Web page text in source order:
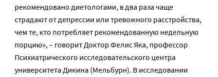
рекомендовано диетологами, в два раза чаще
страдают от депрессии или тревожного расстройства,
чем те, кто потребляет рекомендованную недельную
порцию», – говорит Доктор Фелис Яка, профессор
Психиатрического исследовательского центра
университета Дикина (Мельбурн). В исследовании